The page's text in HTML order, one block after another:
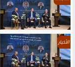
الأخبار